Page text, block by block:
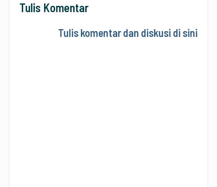
Tulis Komentar
Tulis komentar dan diskusi di sini